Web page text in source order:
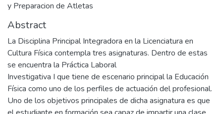
y Preparacion de Atletas
Abstract
La Disciplina Principal Integradora en la Licenciatura en
Cultura Física contempla tres asignaturas. Dentro de estas
se encuentra la Práctica Laboral
Investigativa I que tiene de escenario principal la Educación
Física como uno de los perfiles de actuación del profesional.
Uno de los objetivos principales de dicha asignatura es que